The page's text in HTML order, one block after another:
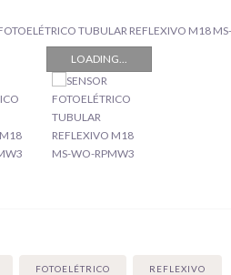
LOADING...
FOTOELÉTRICO REFLEXIVO